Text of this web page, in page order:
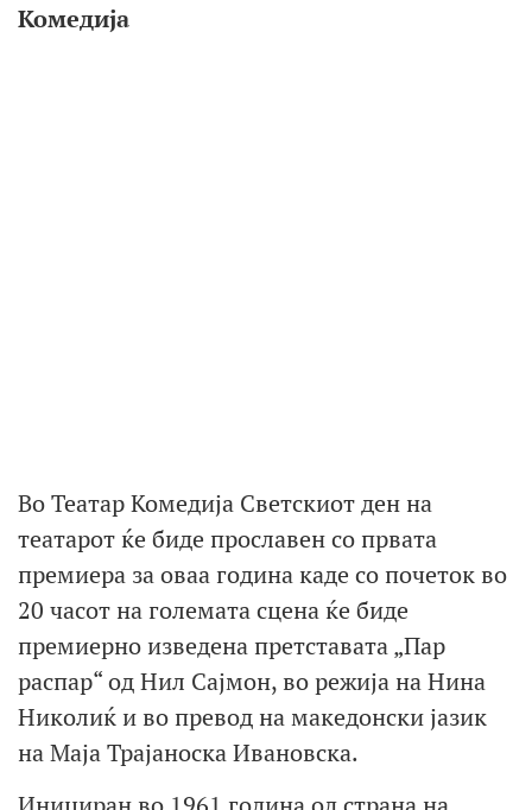
Комедија
Во Театар Комедија Светскиот ден на
театарот ќе биде прославен со првата
премиера за оваа година каде со почеток во
20 часот на големата сцена ќе биде
премиерно изведена претставата „Пар
распар“ од Нил Сајмон, во режија на Нина
Николиќ и во превод на македонски јазик
на Маја Трајаноска Ивановска.